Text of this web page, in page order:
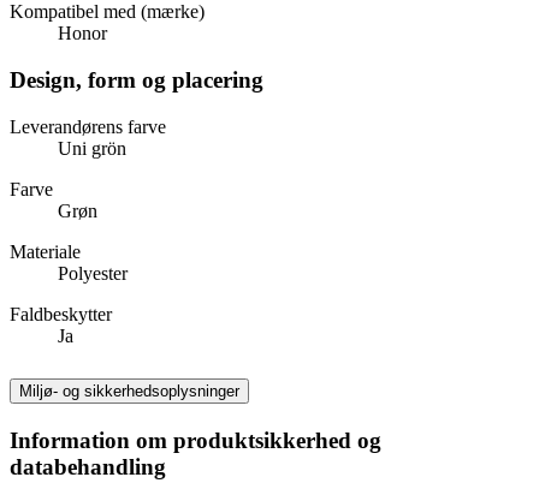
Kompatibel med (mærke)
Honor
Design, form og placering
Leverandørens farve
Uni grön
Farve
Grøn
Materiale
Polyester
Faldbeskytter
Ja
Miljø- og sikkerhedsoplysninger
Information om produktsikkerhed og
databehandling